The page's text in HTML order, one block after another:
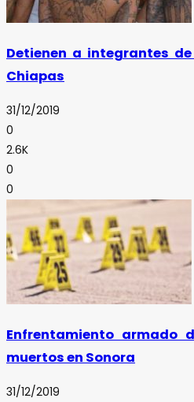
Detienen a integrantes
Chiapas
31/12/2019
0
2.6K
0
0
Enfrentamiento armado
muertos en Sonora
31/12/2019